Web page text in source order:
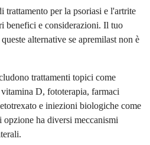
trattamento per la psoriasi e l'artrite
benefici e considerazioni. Il tuo
alternative se apremilast non è
trattamenti topici come
D, fototerapia, farmaci
e iniezioni biologiche come
opzione ha diversi meccanismi